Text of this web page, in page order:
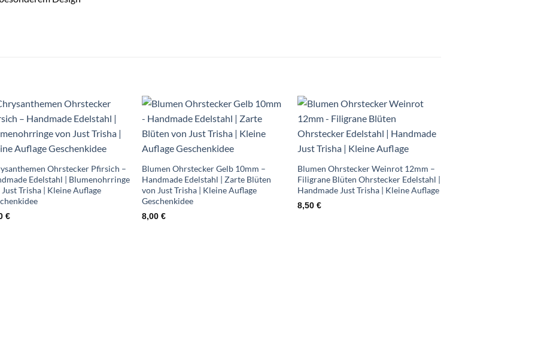
Auf die
Wunschliste
Ohrstecker Pfirsich –
Edelstahl | Blumenohrringe
Trisha | Kleine Auflage
€
Auf die
Wunschliste
Blumen Ohrstecker Gelb 10mm –
Handmade Edelstahl | Zarte Blüten
von Just Trisha | Kleine Auflage
Geschenkidee
8,00 €
Auf die
Wunschliste
Blumen Ohrstecker Weinrot 12mm –
Filigrane Blüten Ohrstecker Edelstahl |
Handmade Just Trisha | Kleine Auflage
8,50 €